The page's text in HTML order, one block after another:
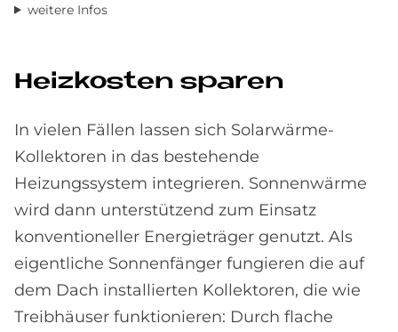
weitere Infos
Heiz­ko­sten spa­ren
In vielen Fällen lassen sich Solarwärme-
Kollektoren in das bestehende
Heizungssystem integrieren. Sonnenwärme
wird dann unterstützend zum Einsatz
konventioneller Energieträger genutzt. Als
eigentliche Sonnenfänger fungieren die auf
dem Dach installierten Kollektoren, die wie
Treibhäuser funktionieren: Durch flache